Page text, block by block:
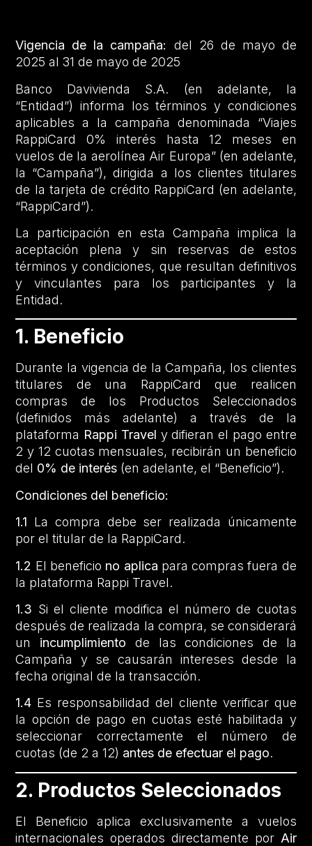
Vigencia de la campaña:
del 26 de mayo de
2025 al 31 de mayo de 2025
Banco Davivienda S.A. (en adelante, la
“Entidad”) informa los términos y condiciones
aplicables a la campaña denominada “Viajes
RappiCard 0% interés hasta 12 meses en
vuelos de la aerolínea Air Europa” (en adelante,
la “Campaña”), dirigida a los clientes titulares
de la tarjeta de crédito RappiCard (en adelante,
“RappiCard”).
La participación en esta Campaña implica la
aceptación plena y sin reservas de estos
términos y condiciones, que resultan definitivos
y vinculantes para los participantes y la
Entidad.
1. Beneficio
Durante la vigencia de la Campaña, los clientes
titulares de una RappiCard que realicen
compras de los Productos Seleccionados
(definidos más adelante) a través de la
plataforma Rappi Travel y difieran el pago entre
2 y 12 cuotas mensuales, recibirán un beneficio
del 0% de interés (en adelante, el “Beneficio”).
Condiciones del beneficio:
1.1 La compra debe ser realizada únicamente
por el titular de la RappiCard.
1.2 El beneficio no aplica para compras fuera de
la plataforma Rappi Travel.
1.3 Si el cliente modifica el número de cuotas
después de realizada la compra, se considerará
un incumplimiento de las condiciones de la
Campaña y se causarán intereses desde la
fecha original de la transacción.
1.4 Es responsabilidad del cliente verificar que
la opción de pago en cuotas esté habilitada y
seleccionar correctamente el número de
cuotas (de 2 a 12) antes de efectuar el pago.
2. Productos Seleccionados
El Beneficio aplica exclusivamente a vuelos
internacionales operados directamente por Air